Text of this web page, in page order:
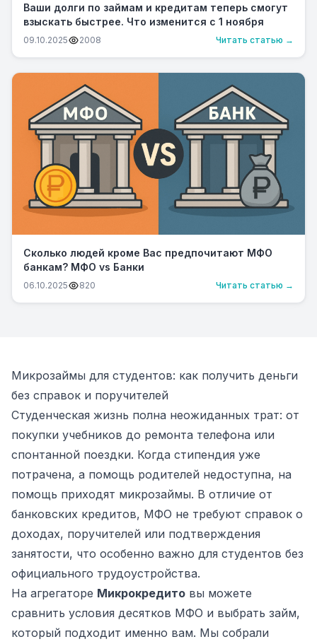
Ваши долги по займам и кредитам теперь смогут
взыскать быстрее. Что изменится с 1 ноября
09.10.2025 2008 Читать статью →
Сколько людей кроме Вас предпочитают МФО
банкам? МФО vs Банки
06.10.2025 820 Читать статью →
Микрозаймы для студентов: как получить деньги
без справок и поручителей
Студенческая жизнь полна неожиданных трат: от
покупки учебников до ремонта телефона или
спонтанной поездки. Когда стипендия уже
потрачена, а помощь родителей недоступна, на
помощь приходят микрозаймы. В отличие от
банковских кредитов, МФО не требуют справок о
доходах, поручителей или подтверждения
занятости, что особенно важно для студентов без
официального трудоустройства.
На агрегаторе Микрокредито вы можете
сравнить условия десятков МФО и выбрать займ,
который подходит именно вам. Мы собрали